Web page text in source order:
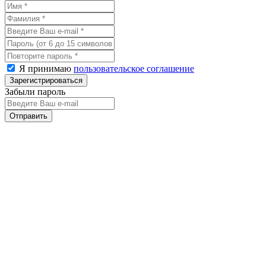
Я принимаю пользовательское соглашение
Забыли пароль